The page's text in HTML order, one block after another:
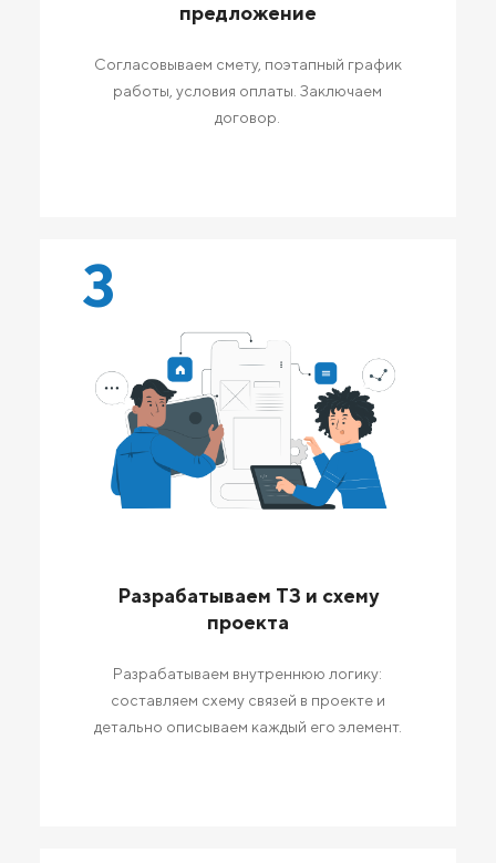
предложение
Согласовываем смету, поэтапный график
работы, условия оплаты. Заключаем
договор.
3
Разрабатываем ТЗ и схему
проекта
Разрабатываем внутреннюю логику:
составляем схему связей в проекте и
детально описываем каждый его элемент.